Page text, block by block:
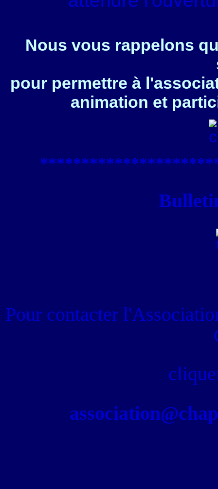
Nous vous rappelons
pour permettre à
animation et
****************
Pour contacter